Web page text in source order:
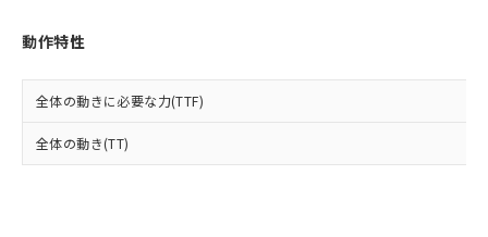
動作特性
全体の動きに必要な力(TTF)
全体の動き(TT)
品・サービスに関するお客様との取
引・商談に必要な範囲で利用すること
※当社の共同利用者とは、
の共同利用に関して"
の「1.共同利
とができます。
EU RoHS指令（10物質）の非含有証明書
51物質の非含有証明書（当社基準）
合意する